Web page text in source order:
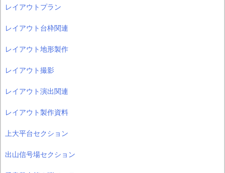
レイアウトプラン
レイアウト台枠関連
レイアウト地形製作
レイアウト撮影
レイアウト演出関連
レイアウト製作資料
上大平台セクション
出山信号場セクション